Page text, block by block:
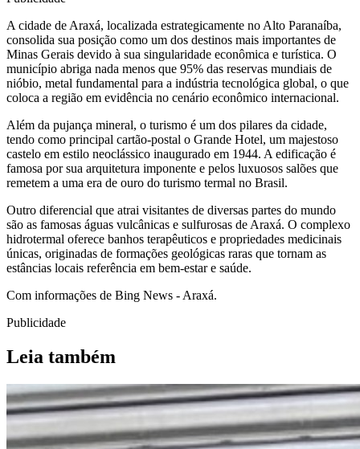
A cidade de Araxá, localizada estrategicamente no Alto Paranaíba,
consolida sua posição como um dos destinos mais importantes de
Minas Gerais devido à sua singularidade econômica e turística. O
município abriga nada menos que 95% das reservas mundiais de
nióbio, metal fundamental para a indústria tecnológica global, o que
coloca a região em evidência no cenário econômico internacional.
Além da pujança mineral, o turismo é um dos pilares da cidade,
tendo como principal cartão-postal o Grande Hotel, um majestoso
castelo em estilo neoclássico inaugurado em 1944. A edificação é
famosa por sua arquitetura imponente e pelos luxuosos salões que
remetem a uma era de ouro do turismo termal no Brasil.
Outro diferencial que atrai visitantes de diversas partes do mundo
são as famosas águas vulcânicas e sulfurosas de Araxá. O complexo
hidrotermal oferece banhos terapêuticos e propriedades medicinais
únicas, originadas de formações geológicas raras que tornam as
estâncias locais referência em bem-estar e saúde.
Com informações de Bing News - Araxá.
Publicidade
Leia também